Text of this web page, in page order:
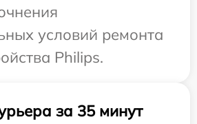
условий ремонта
Philips.
за 35 минут